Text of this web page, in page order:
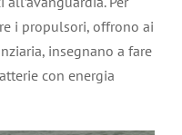
i propulsori, offrono ai
insegnano a fare
con energia